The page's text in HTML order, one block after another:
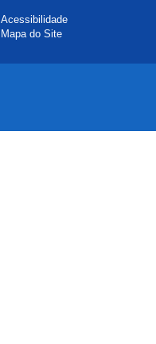
Acessibilidade
Mapa do Site